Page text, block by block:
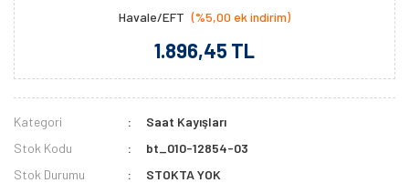
Havale/EFT (%5,00 ek indirim)
1.896,45 TL
Kategori
Saat Kayışları
Stok Kodu
bt_010-12854-03
Stok Durumu
STOKTA YOK